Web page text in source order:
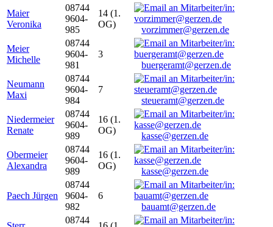
Maier
Veronika
08744
9604-
985
14 (1.
OG)
vorzimmer@gerzen.de
Meier
Michelle
08744
9604-
981
3
buergeramt@gerzen.de
Neumann
Maxi
08744
9604-
984
7
steueramt@gerzen.de
Niedermeier
Renate
08744
9604-
989
16 (1.
OG)
kasse@gerzen.de
Obermeier
Alexandra
08744
9604-
989
16 (1.
OG)
kasse@gerzen.de
Paech Jürgen
08744
9604-
982
6
bauamt@gerzen.de
08744